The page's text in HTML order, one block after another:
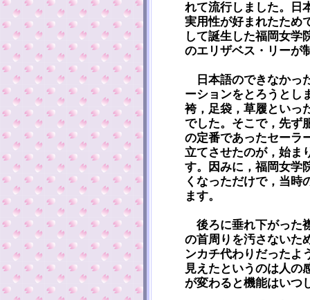
れて流行しました。日
実用性が好まれたため
して誕生した福岡女学
のエリザベス・リーが
日本語のできなかっ
ーションをとろうとし
袴，足袋，草履といっ
でした。そこで，先ず
の定番であったセーラ
立てさせたのが，始ま
す。因みに，福岡女学
くなっただけで，当時
ます。
後ろに垂れ下がった
の首周りを汚さないた
ンカチ代わりだったよ
見えたというのは人の
が変わると機能はいつ